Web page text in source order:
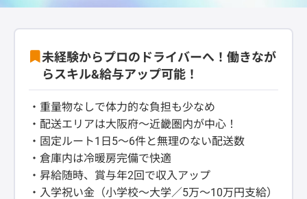
未経験からプロのドライバーへ！働きなが
らスキル&給与アップ可能！
・重量物なしで体力的な負担も少なめ
・配送エリアは大阪府～近畿圏内が中心！
・固定ルート1日5～6件と無理のない配送数
・倉庫内は冷暖房完備で快適
・昇給随時、賞与年2回で収入アップ
・入学祝い金（小学校～大学／5万～10万円支給）